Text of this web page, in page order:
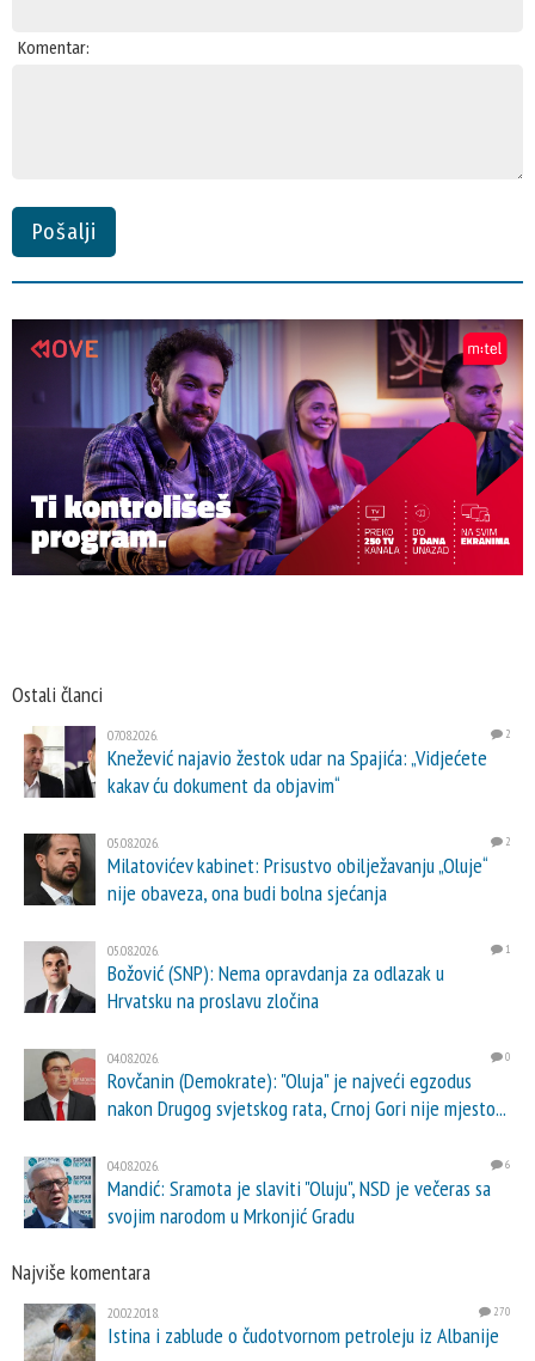
Komentar:
Pošalji
Ostali članci
07.08.2026. 2
Knežević najavio žestok udar na Spajića: „Vidjećete
kakav ću dokument da objavim“
05.08.2026. 2
Milatovićev kabinet: Prisustvo obilježavanju „Oluje“
nije obaveza, ona budi bolna sjećanja
05.08.2026. 1
Božović (SNP): Nema opravdanja za odlazak u
Hrvatsku na proslavu zločina
04.08.2026. 0
Rovčanin (Demokrate): "Oluja" je najveći egzodus
nakon Drugog svjetskog rata, Crnoj Gori nije mjesto...
04.08.2026. 6
Mandić: Sramota je slaviti "Oluju", NSD je večeras sa
svojim narodom u Mrkonjić Gradu
Najviše komentara
20.02.2018. 270
Istina i zablude o čudotvornom petroleju iz Albanije